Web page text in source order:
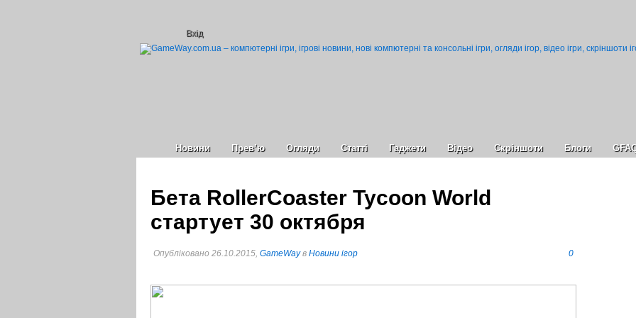
Вхід
Новини Прев’ю Огляди Статті Гаджети Відео Cкріншоти Блоги
Бета RollerCoaster Tycoon World
стартует 30 октября
Опубліковано 26.10.2015, GameWayв Новини ігор 0